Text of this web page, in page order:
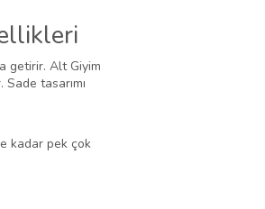
getirir. Alt Giyim
tasarımı
kadar pek çok